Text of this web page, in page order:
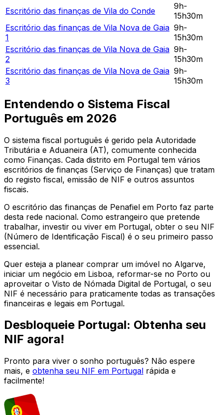
Escritório das finanças de Vila do Conde
9h-
15h30m
Escritório das finanças de Vila Nova de Gaia
1
9h-
15h30m
Escritório das finanças de Vila Nova de Gaia
2
9h-
15h30m
Escritório das finanças de Vila Nova de Gaia
3
9h-
15h30m
Entendendo o Sistema Fiscal
Português em 2026
O sistema fiscal português é gerido pela Autoridade
Tributária e Aduaneira (AT), comumente conhecida
como Finanças. Cada distrito em Portugal tem vários
escritórios de finanças (Serviço de Finanças) que tratam
do registo fiscal, emissão de NIF e outros assuntos
fiscais.
O escritório das finanças de Penafiel em Porto faz parte
desta rede nacional. Como estrangeiro que pretende
trabalhar, investir ou viver em Portugal, obter o seu NIF
(Número de Identificação Fiscal) é o seu primeiro passo
essencial.
Quer esteja a planear comprar um imóvel no Algarve,
iniciar um negócio em Lisboa, reformar-se no Porto ou
aproveitar o Visto de Nómada Digital de Portugal, o seu
NIF é necessário para praticamente todas as transações
financeiras e legais em Portugal.
Desbloqueie Portugal: Obtenha seu
NIF agora!
Pronto para viver o sonho português? Não espere
mais, e obtenha seu NIF em Portugal rápida e
facilmente!